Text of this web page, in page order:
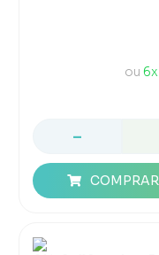
ou 6x
-
COMPRAR